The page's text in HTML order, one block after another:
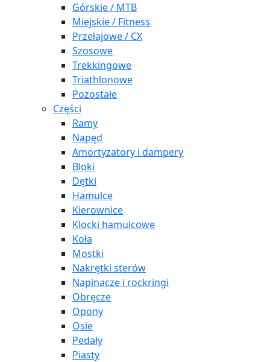
Górskie / MTB
Miejskie / Fitness
Przełajowe / CX
Szosowe
Trekkingowe
Triathlonowe
Pozostałe
Części
Ramy
Napęd
Amortyzatory i dampery
Bloki
Dętki
Hamulce
Kierownice
Klocki hamulcowe
Koła
Mostki
Nakrętki sterów
Napinacze i rockringi
Obręcze
Opony
Osie
Pedały
Piasty